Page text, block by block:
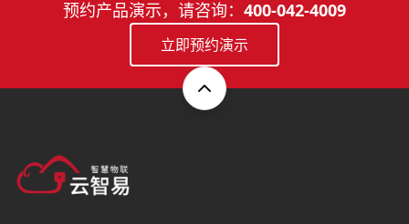
预约产品演示，请咨询： 400-042-4009
立即预约演示